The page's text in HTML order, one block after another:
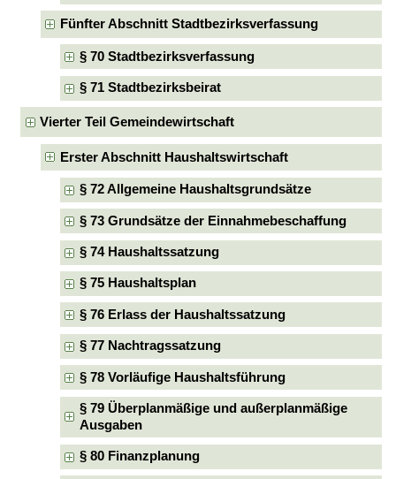
Fünfter Abschnitt Stadtbezirksverfassung
§ 70 Stadtbezirksverfassung
§ 71 Stadtbezirksbeirat
Vierter Teil Gemeindewirtschaft
Erster Abschnitt Haushaltswirtschaft
§ 72 Allgemeine Haushaltsgrundsätze
§ 73 Grundsätze der Einnahmebeschaffung
§ 74 Haushaltssatzung
§ 75 Haushaltsplan
§ 76 Erlass der Haushaltssatzung
§ 77 Nachtragssatzung
§ 78 Vorläufige Haushaltsführung
§ 79 Überplanmäßige und außerplanmäßige
Ausgaben
§ 80 Finanzplanung